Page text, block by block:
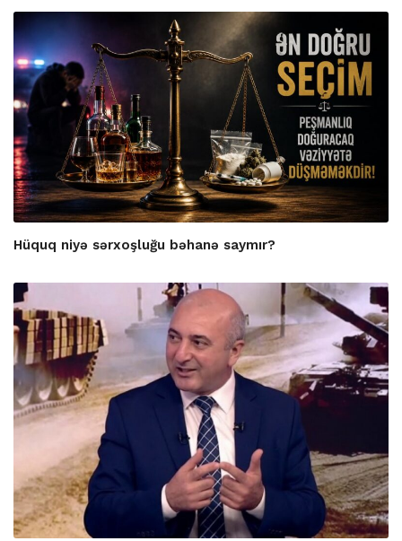
Hüquq niyə sərxoşluğu bəhanə saymır?